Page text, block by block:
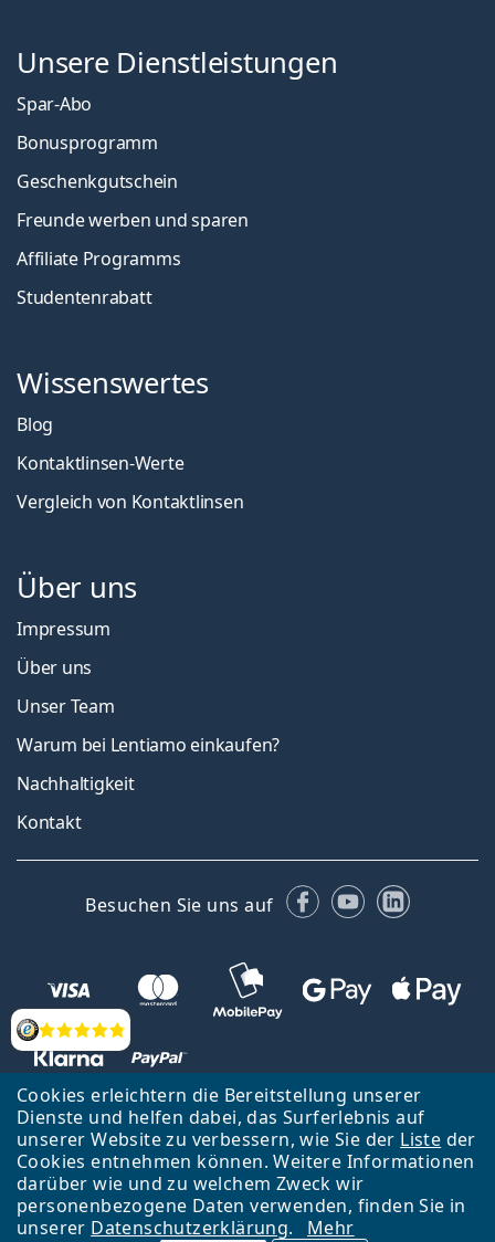
Cookies erleichtern die Bereitstellung unserer
Dienste und helfen dabei, das Surferlebnis auf
unserer Website zu verbessern, wie Sie der Liste der
Cookies entnehmen können. Weitere Informationen
darüber wie und zu welchem Zweck wir
personenbezogene Daten verwenden, finden Sie in
unserer Datenschutzerklärung. Mehr
Bewertung
Unsere Dienstleistungen
Spar-Abo
Bonusprogramm
Geschenkgutschein
Freunde werben und sparen
Affiliate Programms
Studentenrabatt
Wissenswertes
Blog
Kontaktlinsen-Werte
Vergleich von Kontaktlinsen
Über uns
Impressum
Über uns
Unser Team
Warum bei Lentiamo einkaufen?
Nachhaltigkeit
Kontakt
Besuchen Sie uns auf Facebook
YouTubeLinkedIn
Zurück zur Hauptseite
Nach oben
Lentiamo s.r.o., Tschechien ist Eigentümer und Betreiber des Online-
Shops Lentiamo.de
Seit 18 Jahren sind wir für Sie da.